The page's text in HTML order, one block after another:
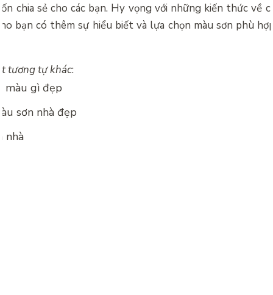
chia sẻ cho các bạn. Hy vọng với những kiến thức về
bạn có thêm sự hiểu biết và lựa chọn màu sơn phù
tương tự khác:
màu gì đẹp
sơn nhà đẹp
nhà